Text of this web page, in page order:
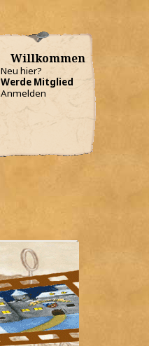
Willkommen
Neu hier?
Werde Mitglied
Anmelden